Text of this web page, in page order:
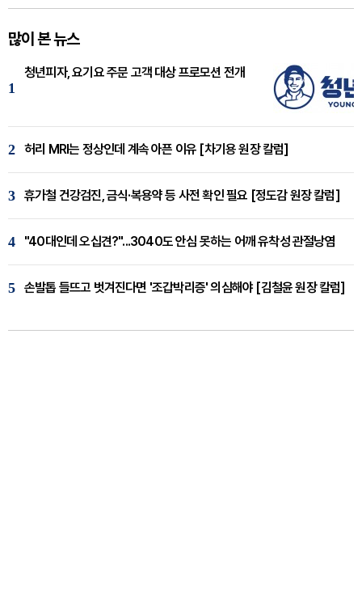
많이 본 뉴스
1
청년피자, 요기요 주문 고객 대상 프로모션 전개
2 허리 MRI는 정상인데 계속 아픈 이유 [차기용 원장 칼럼]
3 휴가철 건강검진, 금식·복용약 등 사전 확인 필요 [정도감 원장 칼럼]
4 "40대인데 오십견?"...3040도 안심 못하는 어깨 유착성 관절낭염
5 손발톱 들뜨고 벗겨진다면 '조갑박리증' 의심해야 [김철윤 원장 칼럼]